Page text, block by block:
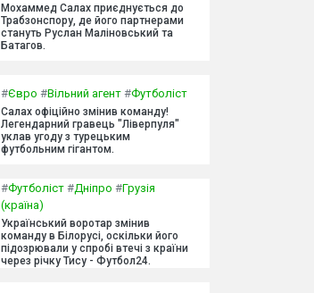
Мохаммед Салах приєднується до
Трабзонспору, де його партнерами
стануть Руслан Маліновський та
Батагов.
#Євро #Вільний агент #Футболіст
Салах офіційно змінив команду!
Легендарний гравець "Ліверпуля"
уклав угоду з турецьким
футбольним гігантом.
#Футболіст #Дніпро #Грузія
(країна)
Український воротар змінив
команду в Білорусі, оскільки його
підозрювали у спробі втечі з країни
через річку Тису - Футбол24.